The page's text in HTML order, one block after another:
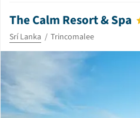
The Calm Resort & Spa
Srí Lanka Trincomalee